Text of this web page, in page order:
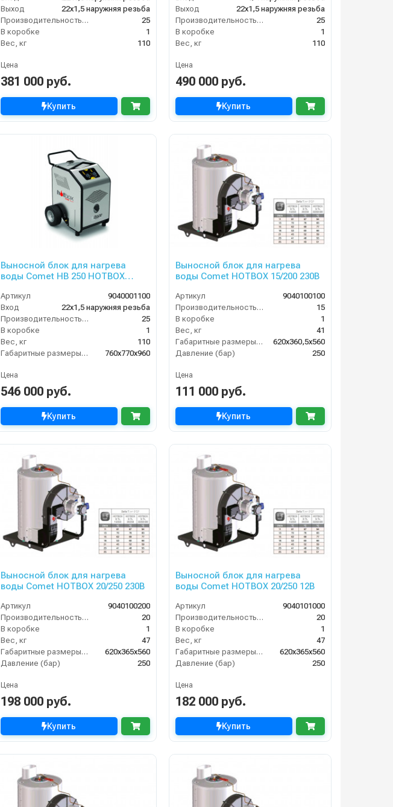
Выход
22х1,5 наружняя резьба
Производительность (л/мин)
25
В коробке
1
Вес, кг
110
Цена
381 000 руб.
Купить
Выход
22х1,5 наружняя резьба
Производительность (л/мин)
25
В коробке
1
Вес, кг
110
Цена
490 000 руб.
Купить
Выносной блок для нагрева
воды Comet HB 250 HOTBOX
Артикул
9040001100
Вход
22х1,5 наружняя резьба
Производительность (л/мин)
25
В коробке
1
Вес, кг
110
Габаритные размеры, мм
760x770x960
Цена
546 000 руб.
Купить
Выносной блок для нагрева
воды Comet HOTBOX 15/200 230В
Артикул
9040100100
Производительность (л/мин)
15
В коробке
1
Вес, кг
41
Габаритные размеры, мм
620x360,5x560
Давление (бар)
250
Цена
111 000 руб.
Купить
Выносной блок для нагрева
воды Comet HOTBOX 20/250 230В
Артикул
9040100200
Производительность (л/мин)
20
В коробке
1
Вес, кг
47
Габаритные размеры, мм
620x365x560
Давление (бар)
250
Цена
198 000 руб.
Купить
Выносной блок для нагрева
воды Comet HOTBOX 20/250 12В
Артикул
9040101000
Производительность (л/мин)
20
В коробке
1
Вес, кг
47
Габаритные размеры, мм
620x365x560
Давление (бар)
250
Цена
182 000 руб.
Купить